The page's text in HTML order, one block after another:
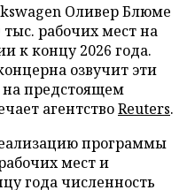
Оливер Блюме
рабочих мест на
к концу 2026 года.
озвучит эти
предстоящем
агентствоReuters.
программы
мест и
года численность